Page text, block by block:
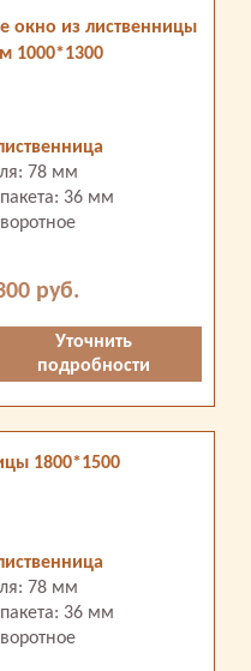
окно из лиственницы
1000*1300
78 мм
36 мм
руб.
Уточнить
подробности
1800*1500
78 мм
36 мм